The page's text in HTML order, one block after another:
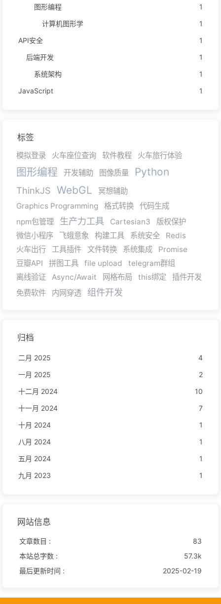
图形编程
1
计算机图形学
1
API安全
1
后端开发
1
系统架构
1
JavaScript
1
标签
模拟登录 火车座位查询 软件教程 火车旅行体验
图形编程 开发辅助 图像质量 Python
ThinkJS WebGL
冥想辅助
Graphics Programming
格式转换
代码生成
npm包管理
生产力工具 Cartesian3
版权保护
微信小程序
飞蛾意象 构建工具 系统安全
Redis
火车出行
工具插件 文件转换 系统集成
Promise
豆瓣API
拼图工具 file upload
telegram群组
离线验证
Async/Await 网格布局 this绑定
插件开发
免费软件
内网穿透 组件开发
归档
二月 2025
4
一月 2025
2
十二月 2024
10
十一月 2024
7
十月 2024
1
八月 2024
1
五月 2024
1
九月 2023
1
网站信息
文章数目 :
83
本站总字数 :
57.3k
最后更新时间 :
2025-02-19